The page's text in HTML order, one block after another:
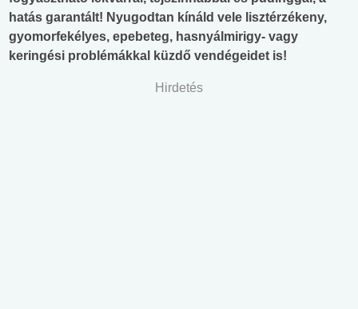
hatás garantált! Nyugodtan kínáld vele lisztérzékeny,
gyomorfekélyes, epebeteg, hasnyálmirigy- vagy
keringési problémákkal küzdő vendégeidet is!
Hirdetés